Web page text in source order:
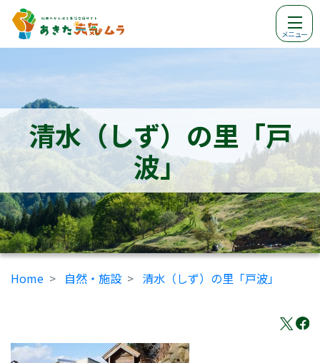
メニュー
清水（しず）の里「戸
波」
Home 自然・施設 清水（しず）の里「戸波」